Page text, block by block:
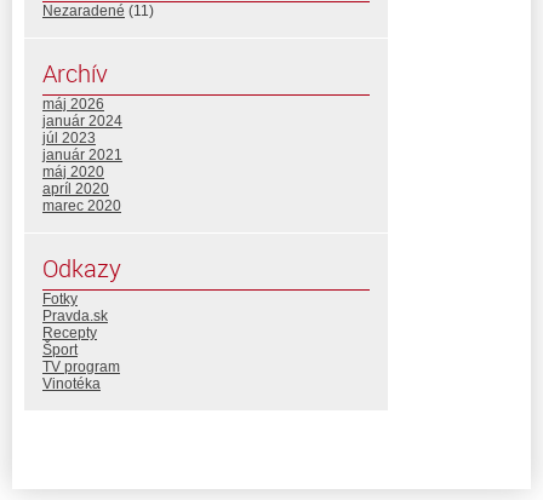
Nezaradené (11)
Archív
máj 2026
január 2024
júl 2023
január 2021
máj 2020
apríl 2020
marec 2020
Odkazy
Fotky
Pravda.sk
Recepty
Šport
TV program
Vinotéka